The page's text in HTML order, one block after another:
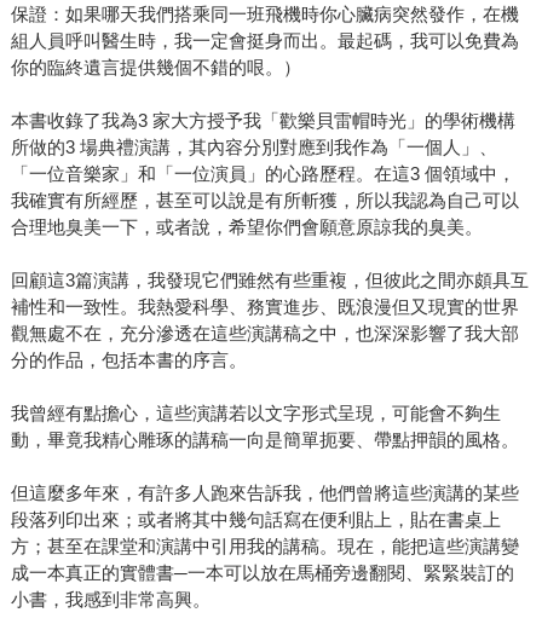
保證：如果哪天我們搭乘同一班飛機時你心臟病突然發作，在機
組人員呼叫醫生時，我一定會挺身而出。最起碼，我可以免費為
你的臨終遺言提供幾個不錯的哏。）
本書收錄了我為3 家大方授予我「歡樂貝雷帽時光」的學術機構
所做的3 場典禮演講，其內容分別對應到我作為「一個人」、
「一位音樂家」和「一位演員」的心路歷程。在這3 個領域中，
我確實有所經歷，甚至可以說是有所斬獲，所以我認為自己可以
合理地臭美一下，或者說，希望你們會願意原諒我的臭美。
回顧這3篇演講，我發現它們雖然有些重複，但彼此之間亦頗具互
補性和一致性。我熱愛科學、務實進步、既浪漫但又現實的世界
觀無處不在，充分滲透在這些演講稿之中，也深深影響了我大部
分的作品，包括本書的序言。
我曾經有點擔心，這些演講若以文字形式呈現，可能會不夠生
動，畢竟我精心雕琢的講稿一向是簡單扼要、帶點押韻的風格。
但這麼多年來，有許多人跑來告訴我，他們曾將這些演講的某些
段落列印出來；或者將其中幾句話寫在便利貼上，貼在書桌上
方；甚至在課堂和演講中引用我的講稿。現在，能把這些演講變
成一本真正的實體書─一本可以放在馬桶旁邊翻閱、緊緊裝訂的
小書，我感到非常高興。